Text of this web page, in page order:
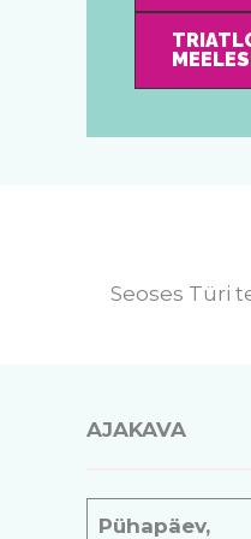
Seoses Türi
AJAKAVA
Pühapäev,